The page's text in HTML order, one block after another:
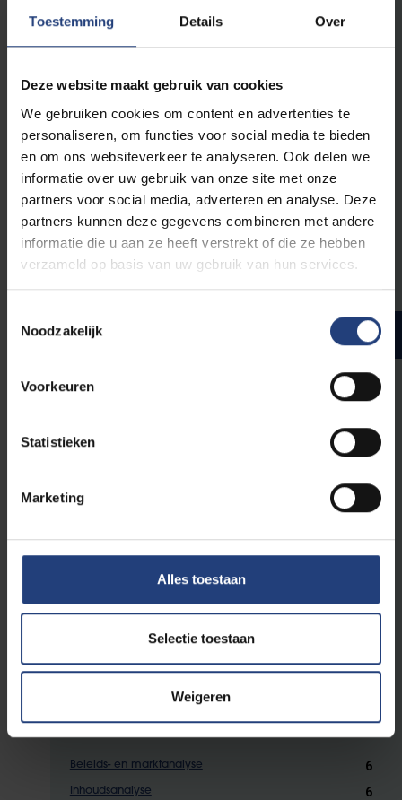
Toestemming Details Over
Deze website maakt gebruik van cookies
We gebruiken cookies om content en advertenties te
personaliseren, om functies voor social media te bieden
en om ons websiteverkeer te analyseren. Ook delen we
informatie over uw gebruik van onze site met onze
partners voor social media, adverteren en analyse. Deze
partners kunnen deze gegevens combineren met andere
informatie die u aan ze heeft verstrekt of die ze hebben
verzameld op basis van uw gebruik van hun services.
Noodzakelijk
Voorkeuren
Statistieken
Marketing
Alles toestaan
Selectie toestaan
Weigeren
Kwantitatieve methoden
Media-economie 6
Keuze-opleidingsonderdeel
Kies één vak uit onderstaande opties.
Politicologie: algemene inleiding
Historische kritiek
Bachelorjaar 3 Studiepunten
6
Bachelorproef Communicatiewetenschappen
Frans voor communicatieprofessionals 3
Filmgeschiedenis
Beleids- en marktanalyse 6
Inhoudsanalyse 6